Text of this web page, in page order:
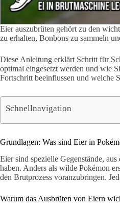
Eier auszubrüten gehört zu den
zu erhalten, Bonbons zu sammeln
Diese Anleitung erklärt Schritt für
optimal eingesetzt werden und wie
Fortschritt beeinflussen und welche
Schnellnavigation
Grundlagen: Was sind Eier in
Eier sind spezielle Gegenstände,
haben. Anders als wilde Pokémon
den Brutprozess voranzubringen.
Warum das Ausbrüten von Eiern